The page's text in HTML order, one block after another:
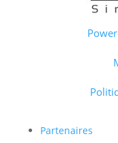
Partenaires